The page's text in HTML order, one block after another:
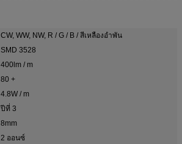
CW, WW, NW, R / G / B / สีเหลืองอำพัน
SMD 3528
400lm / m
80 +
4.8W / m
ปีที่ 3
8mm
2 ออนซ์